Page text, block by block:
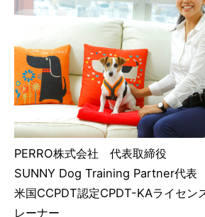
PERRO株式会社 代表取締役
SUNNY Dog Training Partner代表
米国CCPDT認定CPDT-KAライセン
レーナー